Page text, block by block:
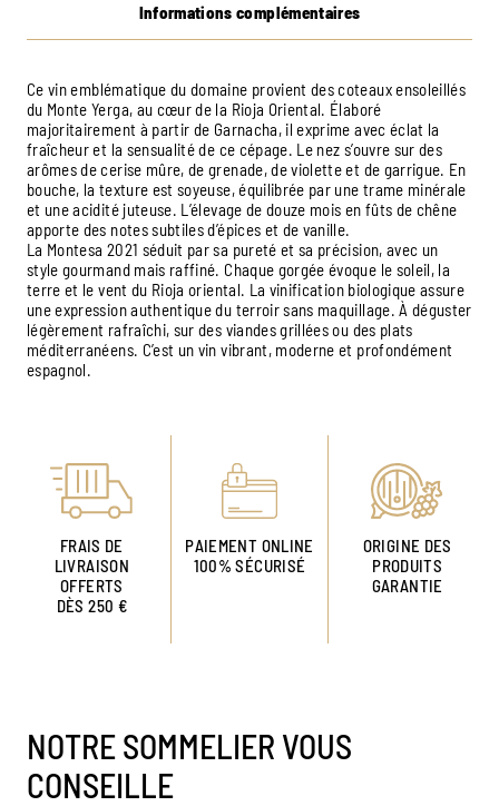
Informations complémentaires
Ce vin emblématique du domaine provient des coteaux ensoleillés
du Monte Yerga, au cœur de la Rioja Oriental. Élaboré
majoritairement à partir de Garnacha, il exprime avec éclat la
fraîcheur et la sensualité de ce cépage. Le nez s’ouvre sur des
arômes de cerise mûre, de grenade, de violette et de garrigue. En
bouche, la texture est soyeuse, équilibrée par une trame minérale
et une acidité juteuse. L’élevage de douze mois en fûts de chêne
apporte des notes subtiles d’épices et de vanille.
La Montesa 2021 séduit par sa pureté et sa précision, avec un
style gourmand mais raffiné. Chaque gorgée évoque le soleil, la
terre et le vent du Rioja oriental. La vinification biologique assure
une expression authentique du terroir sans maquillage. À déguster
légèrement rafraîchi, sur des viandes grillées ou des plats
méditerranéens. C’est un vin vibrant, moderne et profondément
espagnol.
FRAIS DE
LIVRAISON
OFFERTS
DÈS 250 €
PAIEMENT ONLINE
100% SÉCURISÉ
ORIGINE DES
PRODUITS
GARANTIE
NOTRE SOMMELIER VOUS
CONSEILLE